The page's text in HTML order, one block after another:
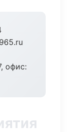
офис: